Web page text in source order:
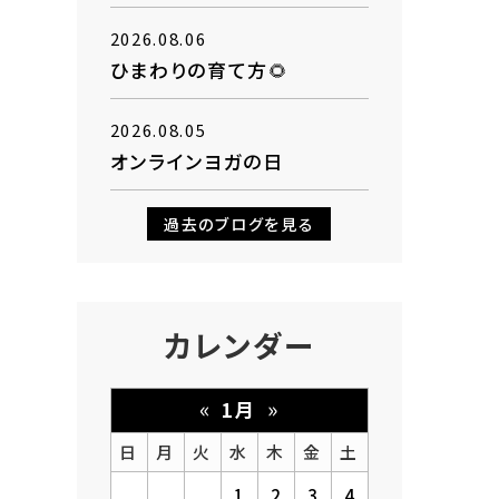
2026.08.06
ひまわりの育て方🌻
2026.08.05
オンラインヨガの日
過去のブログを見る
カレンダー
« 1月 »
日 月 火 水 木 金
土